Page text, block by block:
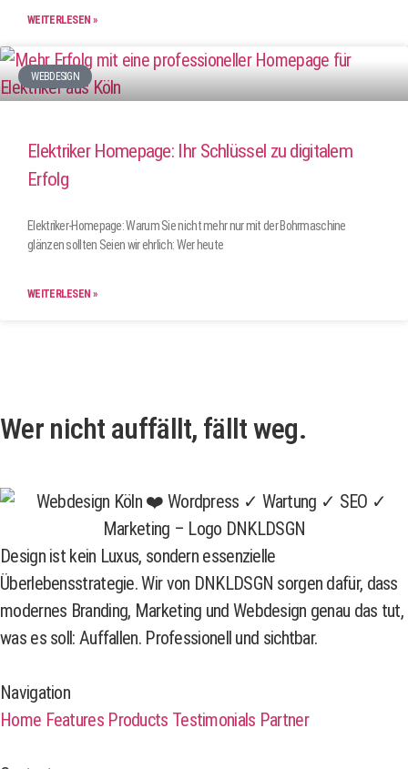
WEITERLESEN »
WEBDESIGN
Elektriker Homepage: Ihr Schlüssel zu digitalem
Erfolg
Elektriker-Homepage: Warum Sie nicht mehr nur mit der Bohrmaschine
glänzen sollten Seien wir ehrlich: Wer heute
WEITERLESEN »
Wer nicht auffällt, fällt weg.
Design ist kein Luxus, sondern essenzielle
Überlebensstrategie. Wir von DNKLDSGN sorgen dafür, dass
modernes Branding, Marketing und Webdesign genau das tut,
was es soll: Auffallen. Professionell und sichtbar.
Navigation
Home Features Products Testimonials Partner